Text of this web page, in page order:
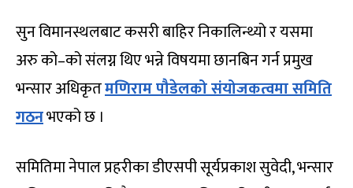
सुन विमानस्थलबाट कसरी बाहिर निकालिन्थ्यो र यसमा
अरु को–को संलग्न थिए भन्ने विषयमा छानबिन गर्न प्रमुख
भन्सार अधिकृतमणिराम पौडेलको संयोजकत्वमा समिति
गठनभएको छ ।
समितिमा नेपाल प्रहरीका डीएसपी सूर्यप्रकाश सुवेदी, भन्सार